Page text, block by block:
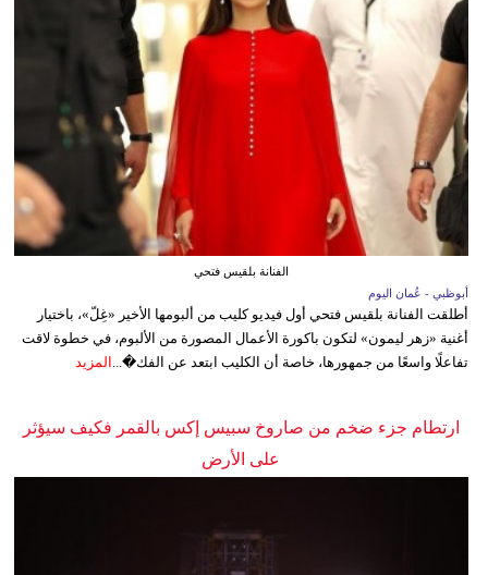
الفنانة بلقيس فتحي
أبوظبي - عُمان اليوم
أطلقت الفنانة بلقيس فتحي أول فيديو كليب من ألبومها الأخير «غِلّ»، باختيار
أغنية «زهر ليمون» لتكون باكورة الأعمال المصورة من الألبوم، في خطوة لاقت
تفاعلًا واسعًا من جمهورها، خاصة أن الكليب ابتعد عن الفك�...
المزيد
ارتطام جزء ضخم من صاروخ سبيس إكس بالقمر فكيف سيؤثر
على الأرض